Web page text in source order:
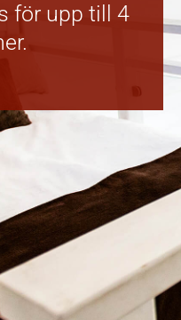
för upp till 4